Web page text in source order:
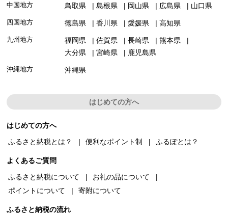
中国地方 鳥取県 島根県 岡山県 広島県 山口県
四国地方 徳島県 香川県 愛媛県 高知県
九州地方 福岡県 佐賀県 長崎県
熊本県
大分県
宮崎県 鹿児島県
沖縄地方 沖縄県
はじめての方へ
はじめての方へ
ふるさと納税とは？
便利なポイント制 ふるぽとは？
よくあるご質問
ふるさと納税について
お礼の品について
ポイントについて
寄附について
ふるさと納税の流れ